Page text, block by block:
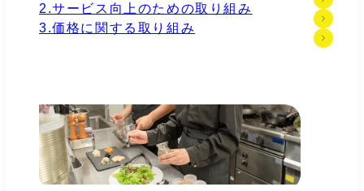
2.サービス向上のための取り組み
3.価格に関する取り組み